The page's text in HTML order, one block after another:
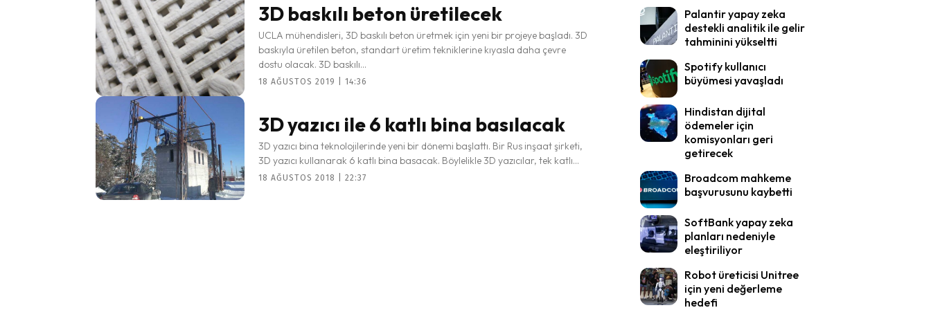
3D baskılı beton üretilecek
UCLA mühendisleri, 3D baskılı beton üretmek için yeni bir projeye başladı. 3D
baskıyla üretilen beton, standart üretim tekniklerine kıyasla daha çevre
dostu olacak. 3D baskılı...
18 AĞUSTOS 2019 | 14:36
3D yazıcı ile 6 katlı bina basılacak
3D yazıcı bina teknolojilerinde yeni bir dönemi başlattı. Bir Rus inşaat şirketi,
3D yazıcı kullanarak 6 katlı bina basacak. Böylelikle 3D yazıcılar, tek katlı...
18 AĞUSTOS 2018 | 22:37
Palantir yapay zeka
destekli analitik ile gelir
tahminini yükseltti
Spotify kullanıcı
büyümesi yavaşladı
Hindistan dijital
ödemeler için
komisyonları geri
getirecek
Broadcom mahkeme
başvurusunu kaybetti
SoftBank yapay zeka
planları nedeniyle
eleştiriliyor
Robot üreticisi Unitree
için yeni değerleme
hedefi